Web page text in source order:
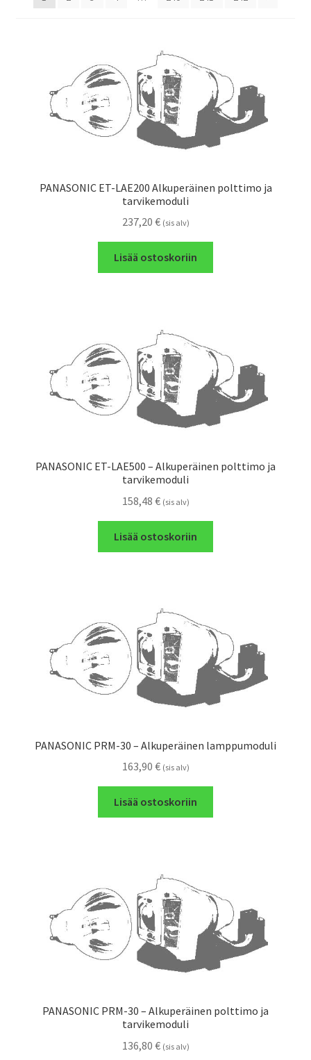
PANASONIC ET-LAE200 Alkuperäinen polttimo ja
tarvikemoduli
237,20 € (sis alv)
Lisää ostoskoriin
PANASONIC ET-LAE500 – Alkuperäinen polttimo ja
tarvikemoduli
158,48 € (sis alv)
Lisää ostoskoriin
PANASONIC PRM-30 – Alkuperäinen lamppumoduli
163,90 € (sis alv)
Lisää ostoskoriin
PANASONIC PRM-30 – Alkuperäinen polttimo ja
tarvikemoduli
136,80 € (sis alv)